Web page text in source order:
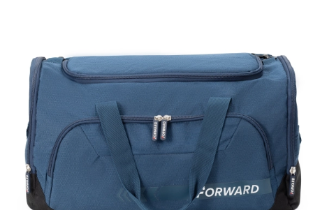
Нижегородская область (1)
Новосибирская область (3)
Омская область (5)
Республика Башкортостан (3)
Республика Крым (1)
Республика Татарстан (2)
Ростовская область (2)
Самарская область (1)